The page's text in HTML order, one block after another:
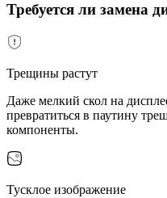
Требуется ли замена
Трещины растут
Даже мелкий скол на
превратиться в паутину
компоненты.
Тусклое изображение